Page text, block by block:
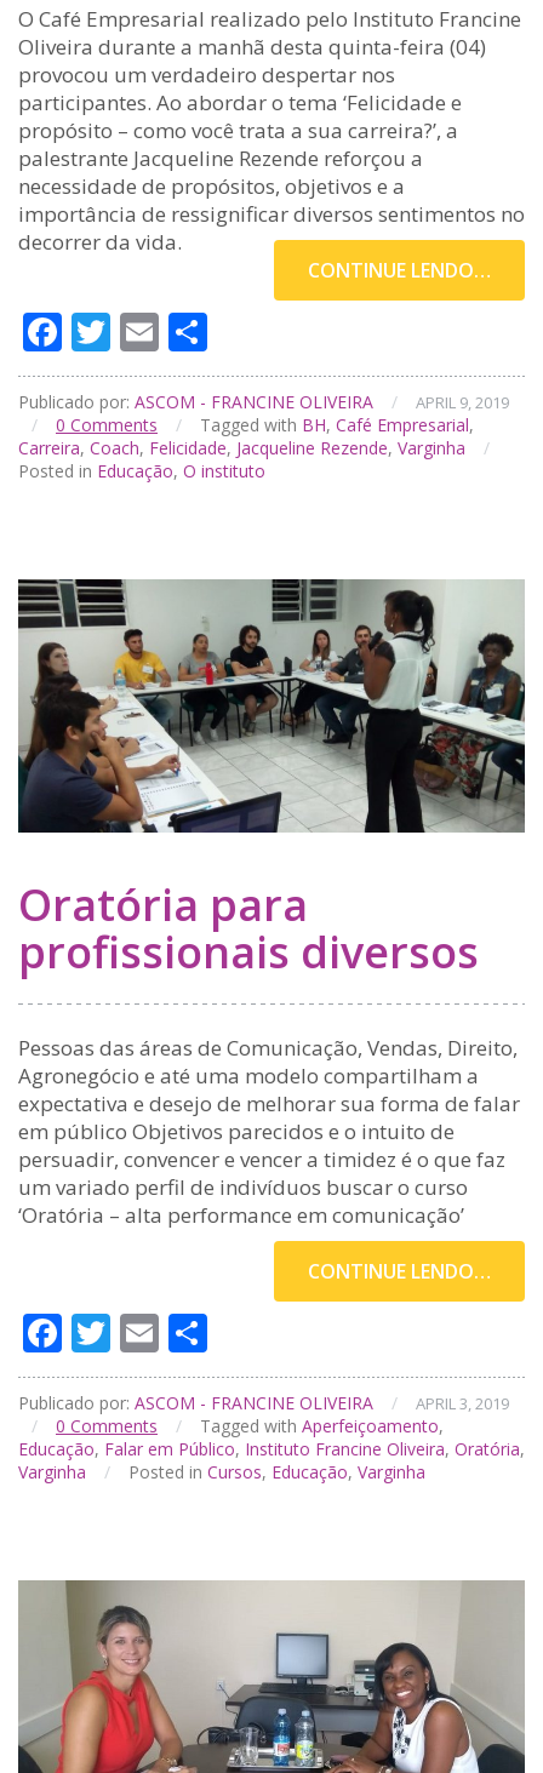
O Café Empresarial realizado pelo Instituto Francine
Oliveira durante a manhã desta quinta-feira (04)
provocou um verdadeiro despertar nos
participantes. Ao abordar o tema ‘Felicidade e
propósito – como você trata a sua carreira?’, a
palestrante Jacqueline Rezende reforçou a
necessidade de propósitos, objetivos e a
importância de ressignificar diversos sentimentos no
decorrer da vida.
CONTINUE LENDO…
Facebook
Twitter
Email
Publicado por: ASCOM - FRANCINE OLIVEIRA / APRIL 9, 2019
/ 0 Comments / Tagged with BH, Café Empresarial,
Carreira, Coach, Felicidade, Jacqueline Rezende, Varginha
/
Posted in Educação, O instituto
Oratória para
profissionais diversos
Pessoas das áreas de Comunicação, Vendas, Direito,
Agronegócio e até uma modelo compartilham a
expectativa e desejo de melhorar sua forma de falar
em público Objetivos parecidos e o intuito de
persuadir, convencer e vencer a timidez é o que faz
um variado perfil de indivíduos buscar o curso
‘Oratória – alta performance em comunicação’
CONTINUE LENDO…
Facebook
Twitter
Email
Publicado por: ASCOM - FRANCINE OLIVEIRA / APRIL 3, 2019
/ 0 Comments / Tagged with Aperfeiçoamento,
Educação, Falar em Público, Instituto Francine Oliveira, Oratória,
Varginha
/ Posted in Cursos, Educação, Varginha